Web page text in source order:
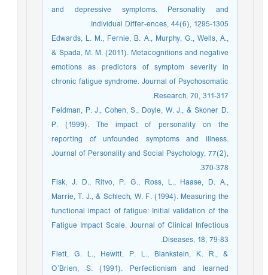
and depressive symptoms. Personality and
Individual Differ-ences, 44(6), 1295-1305.
Edwards, L. M., Fernie, B. A., Murphy, G., Wells, A.,
& Spada, M. M. (2011). Metacognitions and negative
emotions as predictors of symptom severity in
chronic fatigue syndrome. Journal of Psychosomatic
Research, 70, 311-317.
Feldman, P. J., Cohen, S., Doyle, W. J., & Skoner D.
P. (1999). The impact of personality on the
reporting of unfounded symptoms and illness.
Journal of Personality and Social Psychology, 77(2),
370-378.
Fisk, J. D., Ritvo, P. G., Ross, L., Haase, D. A.,
Marrie, T. J., & Schlech, W. F. (1994). Measuring the
functional impact of fatigue: Initial validation of the
Fatigue Impact Scale. Journal of Clinical Infectious
Diseases, 18, 79-83.
Flett, G. L., Hewitt, P. L., Blankstein, K. R., &
O’Brien, S. (1991). Perfectionism and learned